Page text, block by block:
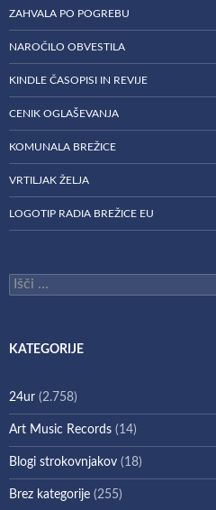
ZAHVALA PO POGREBU
NAROČILO OBVESTILA
KINDLE ČASOPISI IN REVIJE
CENIK OGLAŠEVANJA
KOMUNALA BREŽICE
VRTILJAK ŽELJA
LOGOTIP RADIA BREŽICE EU
Išči:
KATEGORIJE
24ur (2.758)
Art Music Records (14)
Blogi strokovnjakov (18)
Brez kategorije (255)